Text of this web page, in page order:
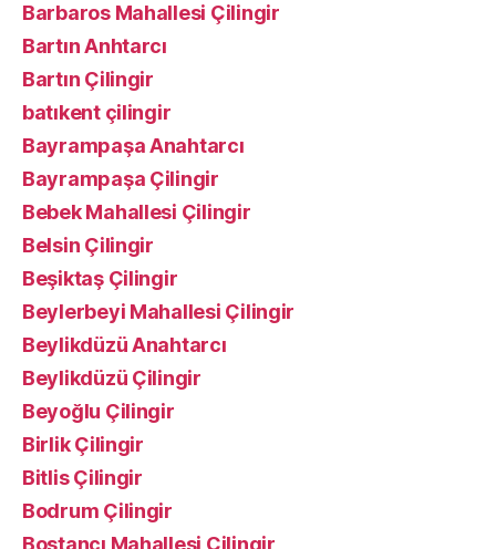
Barbaros Mahallesi Çilingir
Bartın Anhtarcı
Bartın Çilingir
batıkent çilingir
Bayrampaşa Anahtarcı
Bayrampaşa Çilingir
Bebek Mahallesi Çilingir
Belsin Çilingir
Beşiktaş Çilingir
Beylerbeyi Mahallesi Çilingir
Beylikdüzü Anahtarcı
Beylikdüzü Çilingir
Beyoğlu Çilingir
Birlik Çilingir
Bitlis Çilingir
Bodrum Çilingir
Bostancı Mahallesi Çilingir